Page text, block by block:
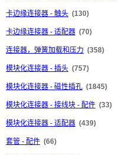
卡边缘连接器 - 触头 (130)
卡边缘连接器 - 适配器 (70)
连接器，弹簧加载和压力 (358)
模块化连接器 - 插头 (757)
模块化连接器 - 磁性插孔 (1845)
模块化连接器 - 接线块 - 配件 (33)
模块化连接器 - 适配器 (439)
套管 - 配件 (66)